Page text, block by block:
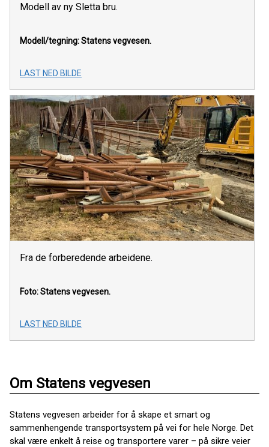
Modell av ny Sletta bru.
Modell/tegning: Statens vegvesen.
LAST NED BILDE
Fra de forberedende arbeidene.
Foto: Statens vegvesen.
LAST NED BILDE
Om Statens vegvesen
Statens vegvesen arbeider for å skape et smart og
sammenhengende transportsystem på vei for hele Norge. Det
skal være enkelt å reise og transportere varer – på sikre veier